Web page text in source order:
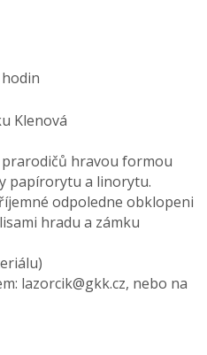
hodin
Klenová
hravou formou
papírorytu a linorytu.
odpoledne obklopeni
hradu a zámku
lazorcik@gkk.cz, nebo na